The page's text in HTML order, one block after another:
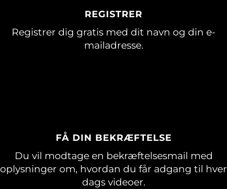
REGISTRER
Registrer dig gratis med dit navn og din e-
mailadresse.
FÅ DIN BEKRÆFTELSE
Du vil modtage en bekræftelsesmail med
oplysninger om, hvordan du får adgang til hver
dags videoer.